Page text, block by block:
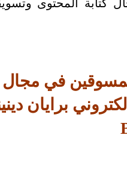
كتابة المحتوى
في مجال
برايان